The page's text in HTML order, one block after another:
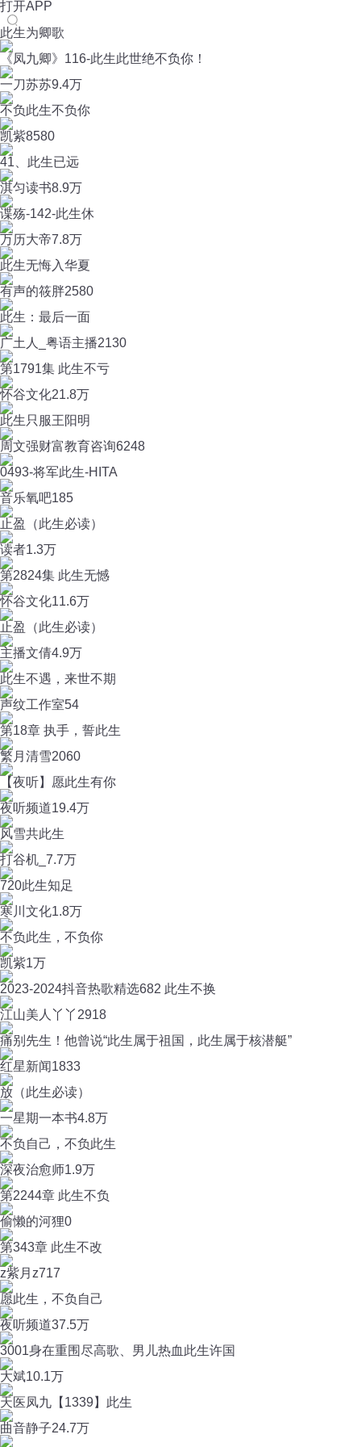
打开APP
此生为卿歌
《凤九卿》116-此生此世绝不负你！
一刀苏苏9.4万
不负此生不负你
凯紫8580
41、此生已远
淇匀读书8.9万
谍殇-142-此生休
万历大帝7.8万
此生无悔入华夏
有声的筱胖2580
此生：最后一面
广土人_粤语主播2130
第1791集 此生不亏
怀谷文化21.8万
此生只服王阳明
周文强财富教育咨询6248
0493-将军此生-HITA
音乐氧吧185
止盈（此生必读）
读者1.3万
第2824集 此生无憾
怀谷文化11.6万
止盈（此生必读）
主播文倩4.9万
此生不遇，来世不期
声纹工作室54
第18章 执手，誓此生
繁月清雪2060
【夜听】愿此生有你
夜听频道19.4万
风雪共此生
打谷机_ 7.7万
720此生知足
寒川文化1.8万
不负此生，不负你
凯紫1万
2023-2024抖音热歌精选682 此生不换
江山美人丫丫 2918
痛别先生！他曾说“此生属于祖国，此生属于核潜艇”
红星新闻1833
放（此生必读）
一星期一本书4.8万
不负自己，不负此生
深夜治愈师1.9万
第2244章 此生不负
偷懒的河狸0
第343章 此生不改
z紫月z717
愿此生，不负自己
夜听频道37.5万
3001身在重围尽高歌、男儿热血此生许国
大斌10.1万
天医凤九【1339】此生
曲音静子24.7万